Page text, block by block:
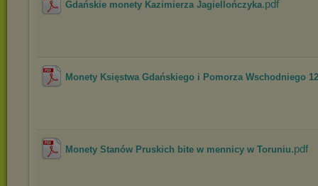
Gdańskie monety Kazimierza Jagiellończyka.pdf
Monety Księstwa Gdańskiego i Pomorza Wschodniego
Monety Stanów Pruskich bite w mennicy w Toruniu.pdf